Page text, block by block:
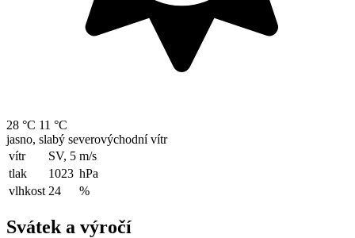
28 °C 11 °C
jasno, slabý severovýchodní vítr
vítr
SV, 5 m/s
tlak
1023 hPa
vlhkost 24 %
Svátek a výročí